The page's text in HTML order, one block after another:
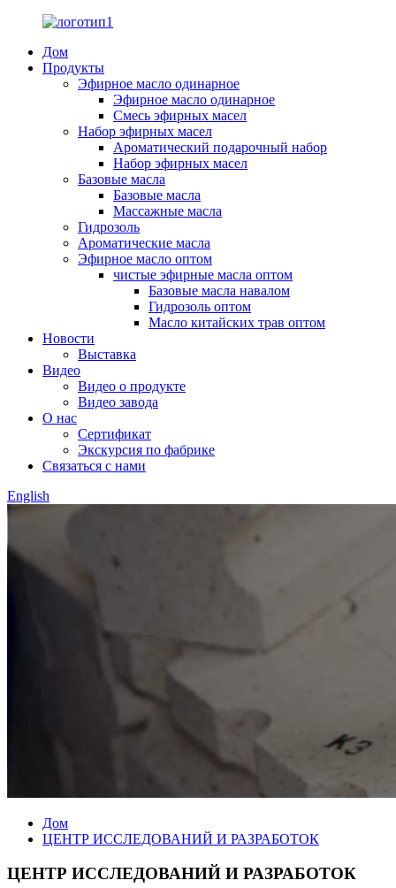
Дом
Продукты
Эфирное масло одинарное
Эфирное масло одинарное
Смесь эфирных масел
Набор эфирных масел
Ароматический подарочный набор
Набор эфирных масел
Базовые масла
Базовые масла
Массажные масла
Гидрозоль
Ароматические масла
Эфирное масло оптом
чистые эфирные масла оптом
Базовые масла навалом
Гидрозоль оптом
Масло китайских трав оптом
Новости
Выставка
Видео
Видео о продукте
Видео завода
О нас
Сертификат
Экскурсия по фабрике
Связаться с нами
English
Дом
ЦЕНТР ИССЛЕДОВАНИЙ И РАЗРАБОТОК
ЦЕНТР ИССЛЕДОВАНИЙ И РАЗРАБОТОК